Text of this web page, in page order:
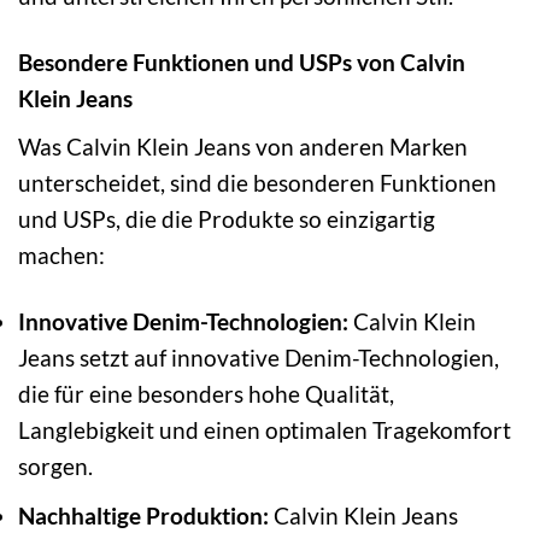
Besondere Funktionen und USPs von Calvin
Klein Jeans
Was Calvin Klein Jeans von anderen Marken
unterscheidet, sind die besonderen Funktionen
und USPs, die die Produkte so einzigartig
machen:
Innovative Denim-Technologien: Calvin Klein
Jeans setzt auf innovative Denim-Technologien,
die für eine besonders hohe Qualität,
Langlebigkeit und einen optimalen Tragekomfort
sorgen.
Nachhaltige Produktion: Calvin Klein Jeans